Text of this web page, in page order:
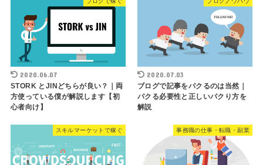
2020.06.07
STORK とJINどちらが良い？｜両
方使っている僕が解説します【初
心者向け】
2020.07.03
ブログで記事をパクるのは当然｜
パクる必要性と正しいパクり方を
解説
スキルマーケットで稼ぐ 事務職の仕事・転職・副業